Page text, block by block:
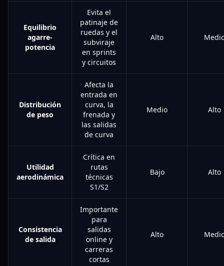
Equilibrio
agarre-
potencia
Evita el
patinaje de
ruedas y el
subviraje
en sprints
y circuitos
Alto
Distribución
de peso
Afecta la
entrada en
curva, la
frenada y
las salidas
de curva
Medio Alto
Utilidad
aerodinámica
Crítica en
rutas
técnicas
S1/S2
Bajo Alto
Consistencia
de salida
Importante
para
salidas
online y
carreras
cortas
Alto